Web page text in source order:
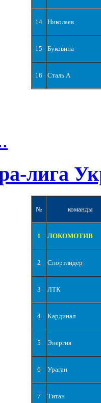
14 Николаев
15 Буковина
16 Сталь А
лига
№ команды
1 ЛОКОМОТИВ
2 Спортлидер
3 ЛТК
4 Кардинал
5 Энергия
6 Ураган
7 Титан